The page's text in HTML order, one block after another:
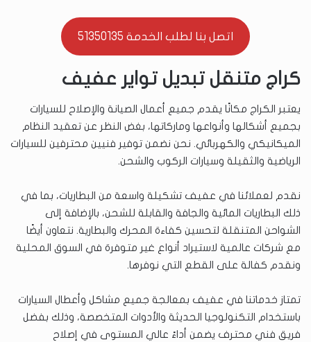
اتصل بنا لطلب الخدمة 51350135
كراج متنقل تبديل تواير عفيف
يعتبر الكراج مكانًا يقدم جميع أعمال الصيانة والإصلاح للسيارات
بجميع أشكالها وأنواعها وماركاتها، بغض النظر عن تعقيد النظام
الميكانيكي والكهربائي. نحن نضمن توفير فنيين محترفين للسيارات
الرياضية والثقيلة وسيارات الركوب والشحن.
نقدم لعملائنا في عفيف تشكيلة واسعة من البطاريات، بما في
ذلك البطاريات المائية والجافة والقابلة للشحن، بالإضافة إلى
الشواحن المتنقلة لتحسين كفاءة المحرك والبطارية. نتعاون أيضًا
مع شركات عالمية لاستيراد أنواع غير متوفرة في السوق المحلية
ونقدم كفالة على القطع التي نوفرها.
تمتاز خدماتنا في عفيف بمعالجة جميع مشاكل وأعطال السيارات
باستخدام التكنولوجيا الحديثة والأدوات المتخصصة، وذلك بفضل
فريق فني محترف يضمن أداءً عالي المستوى في إصلاح